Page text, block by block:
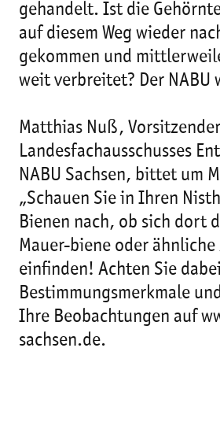
gehandelt. Ist die
auf diesem Weg wieder
gekommen und
weit verbreitet? Der NABU
Matthias Nuß,
Landesfachausschusses
NABU Sachsen, bittet um
„Schauen Sie in Ihren
Bienen nach, ob sich dort
Mauer-biene oder
einfinden! Achten Sie
Bestimmungsmerkmale
Ihre Beobachtungen auf
sachsen.de.